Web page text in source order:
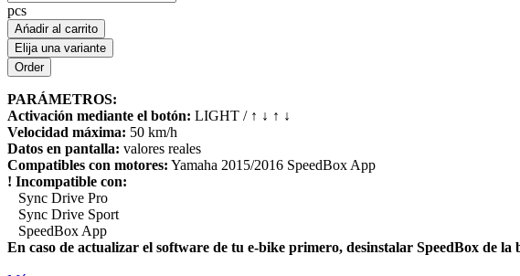
pcs
Ańadir al carrito
Elija una variante
PARÁMETROS:
Activación mediante el botón: LIGHT / ↑ ↓ ↑ ↓
Velocidad máxima: 50 km/h
Datos en pantalla: valores reales
Compatibles con motores: Yamaha 2015/2016 SpeedBox App
! Incompatible con:
Sync Drive Pro
Sync Drive Sport
SpeedBox App
En caso de actualizar el software de tu e-bike primero, desinstalar SpeedBox de